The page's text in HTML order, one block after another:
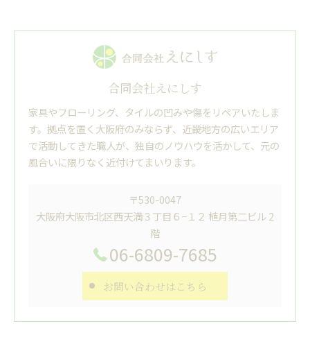
合同会社えにしす
家具やフローリング、タイルの凹みや傷をリペアいたしま
す。拠点を置く大阪府のみならず、近畿地方の広いエリア
で活動してきた職人が、独自のノウハウを活かして、元の
風合いに限りなく近付けてまいります。
〒530-0047
大阪府大阪市北区西天満３丁目６−１２ 植月第二ビル 2
階
06-6809-7685
お問い合わせはこちら